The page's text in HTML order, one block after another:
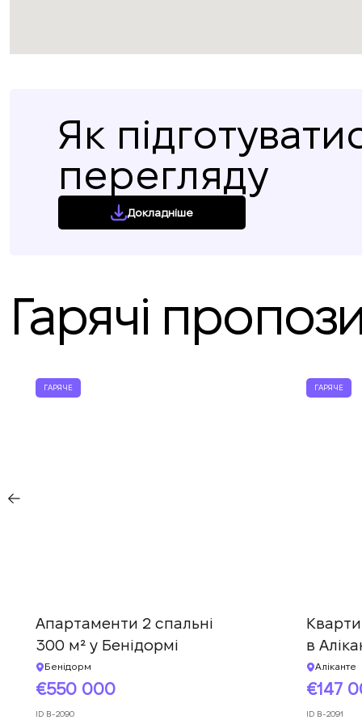
Як
перегляду
Докладніше
Гарячі
ГАРЯЧЕ
Апартаменти 2 спальні
300 м² у Бенідормі
Бенідорм
550 000
ID B-2090
ГАРЯЧЕ
в
Аліканте
147
ID B-2091